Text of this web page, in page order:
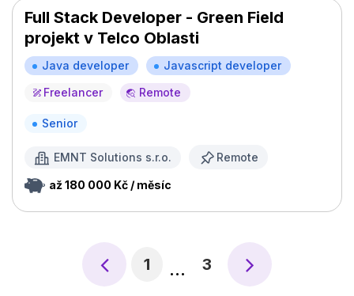
Full Stack Developer - Green Field
projekt v Telco Oblasti
Java developer
Javascript developer
Freelancer
Remote
Senior
EMNT Solutions s.r.o. Remote
až 180 000 Kč / měsíc
1 … 3